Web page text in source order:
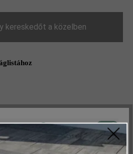
kereskedőt a közelben
Aktív
Inaktív